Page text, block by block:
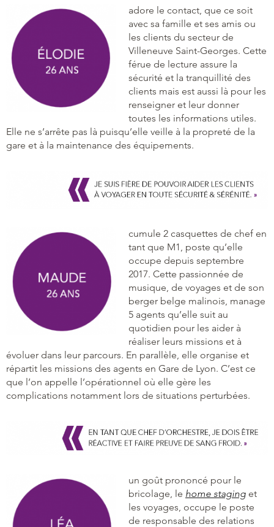
adore le contact, que ce soit
avec sa famille et ses amis ou
les clients du secteur de
Villeneuve Saint-Georges. Cette
férue de lecture assure la
sécurité et la tranquillité des
clients mais est aussi là pour les
renseigner et leur donner
toutes les informations utiles.
Elle ne s’arrête pas là puisqu’elle veille à la propreté de la
gare et à la maintenance des équipements.
cumule 2 casquettes de chef en
tant que M1, poste qu’elle
occupe depuis septembre
2017. Cette passionnée de
musique, de voyages et de son
berger belge malinois, manage
5 agents qu’elle suit au
quotidien pour les aider à
réaliser leurs missions et à
évoluer dans leur parcours. En parallèle, elle organise et
répartit les missions des agents en Gare de Lyon. C’est ce
que l’on appelle l’opérationnel où elle gère les
complications notamment lors de situations perturbées.
un goût prononcé pour le
bricolage, le home staging et
les voyages, occupe le poste
de responsable des relations